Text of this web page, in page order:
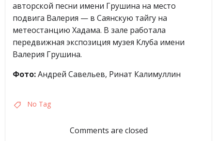
авторской песни имени Грушина на место
подвига Валерия — в Саянскую тайгу на
метеостанцию Хадама. В зале работала
передвижная экспозиция музея Клуба имени
Валерия Грушина.
Фото:Андрей Савельев, Ринат Калимуллин
No Tag
Comments are closed